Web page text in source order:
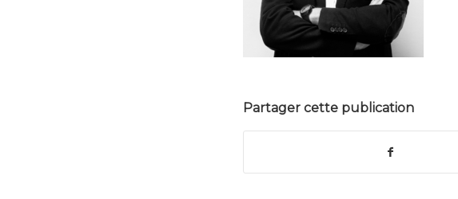
Partager cette publication